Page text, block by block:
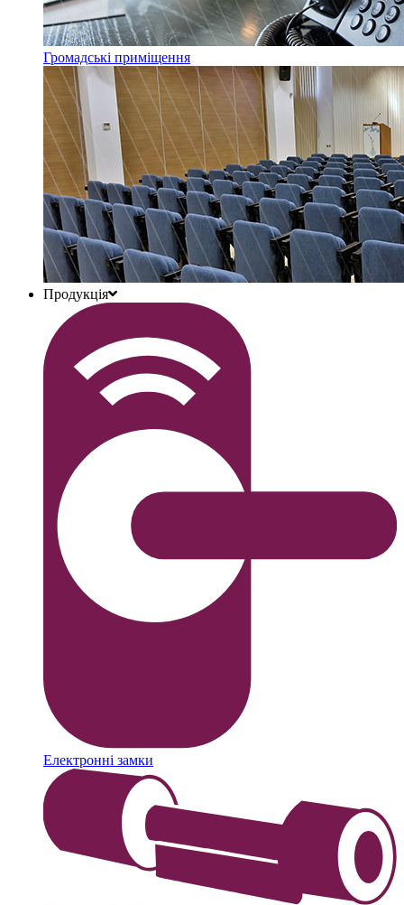
Громадські приміщення
Продукція
Електронні замки